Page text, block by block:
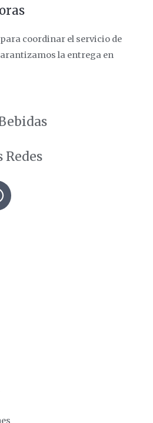
coordinar el servicio de
la entrega en
Redes